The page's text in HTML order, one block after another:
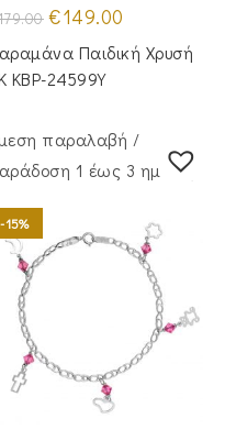
Original
price
was:
€179.00.
€149.00
τιμή
είναι:
Παιδική Χρυσή
KBP-24599Υ
παραλαβή /
1 έως 3 ημέρες
-15%